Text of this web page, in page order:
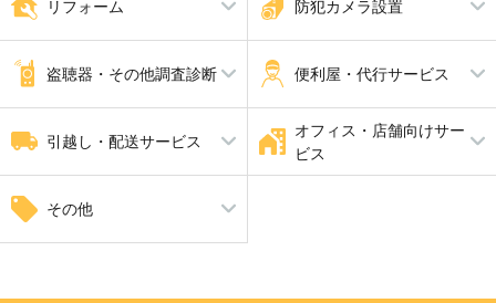
家具修理 ピアノ調律 ピアノ修理
屋根工事
解体工事
リフォーム
内装工事
手すり設置
防犯カメラ設置
防犯カメラ設置
盗聴器・その他調査診断
盗聴器調査
便利屋・代行サービス
家具組立・移動
引越し・配送サービス
引越し
オフィス・店舗向けサー
ビス
自動ドア修理
その他